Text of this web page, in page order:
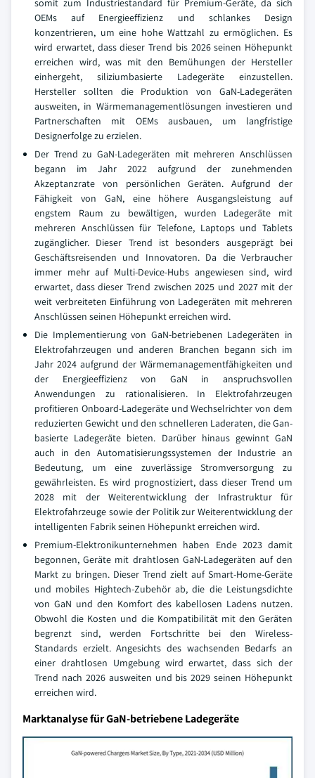
somit zum Industriestandard für Premium-Geräte, da sich
OEMs auf Energieeffizienz und schlankes Design
konzentrieren, um eine hohe Wattzahl zu ermöglichen. Es
wird erwartet, dass dieser Trend bis 2026 seinen Höhepunkt
erreichen wird, was mit den Bemühungen der Hersteller
einhergeht, siliziumbasierte Ladegeräte einzustellen.
Hersteller sollten die Produktion von GaN-Ladegeräten
ausweiten, in Wärmemanagementlösungen investieren und
Partnerschaften mit OEMs ausbauen, um langfristige
Designerfolge zu erzielen.
Der Trend zu GaN-Ladegeräten mit mehreren Anschlüssen
begann im Jahr 2022 aufgrund der zunehmenden
Akzeptanzrate von persönlichen Geräten. Aufgrund der
Fähigkeit von GaN, eine höhere Ausgangsleistung auf
engstem Raum zu bewältigen, wurden Ladegeräte mit
mehreren Anschlüssen für Telefone, Laptops und Tablets
zugänglicher. Dieser Trend ist besonders ausgeprägt bei
Geschäftsreisenden und Innovatoren. Da die Verbraucher
immer mehr auf Multi-Device-Hubs angewiesen sind, wird
erwartet, dass dieser Trend zwischen 2025 und 2027 mit der
weit verbreiteten Einführung von Ladegeräten mit mehreren
Anschlüssen seinen Höhepunkt erreichen wird.
Die Implementierung von GaN-betriebenen Ladegeräten in
Elektrofahrzeugen und anderen Branchen begann sich im
Jahr 2024 aufgrund der Wärmemanagementfähigkeiten und
der Energieeffizienz von GaN in anspruchsvollen
Anwendungen zu rationalisieren. In Elektrofahrzeugen
profitieren Onboard-Ladegeräte und Wechselrichter von dem
reduzierten Gewicht und den schnelleren Laderaten, die Gan-
basierte Ladegeräte bieten. Darüber hinaus gewinnt GaN
auch in den Automatisierungssystemen der Industrie an
Bedeutung, um eine zuverlässige Stromversorgung zu
gewährleisten. Es wird prognostiziert, dass dieser Trend um
2028 mit der Weiterentwicklung der Infrastruktur für
Elektrofahrzeuge sowie der Politik zur Weiterentwicklung der
intelligenten Fabrik seinen Höhepunkt erreichen wird.
Premium-Elektronikunternehmen haben Ende 2023 damit
begonnen, Geräte mit drahtlosen GaN-Ladegeräten auf den
Markt zu bringen. Dieser Trend zielt auf Smart-Home-Geräte
und mobiles Hightech-Zubehör ab, die die Leistungsdichte
von GaN und den Komfort des kabellosen Ladens nutzen.
Obwohl die Kosten und die Kompatibilität mit den Geräten
begrenzt sind, werden Fortschritte bei den Wireless-
Standards erzielt. Angesichts des wachsenden Bedarfs an
einer drahtlosen Umgebung wird erwartet, dass sich der
Trend nach 2026 ausweiten und bis 2029 seinen Höhepunkt
erreichen wird.
Marktanalyse für GaN-betriebene Ladegeräte